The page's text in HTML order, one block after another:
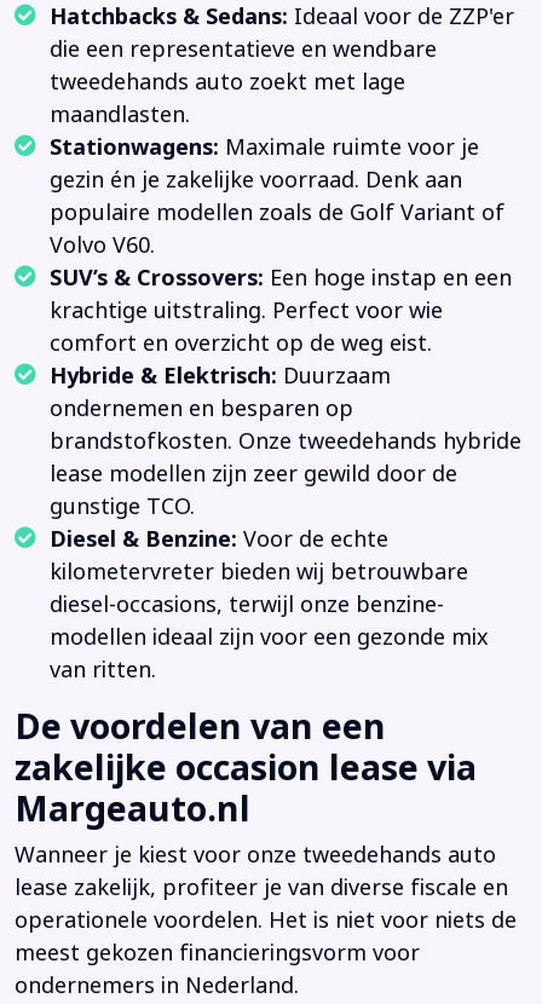
Hatchbacks & Sedans: Ideaal voor de ZZP'er
die een representatieve en wendbare
tweedehands auto zoekt met lage
maandlasten.
Stationwagens: Maximale ruimte voor je
gezin én je zakelijke voorraad. Denk aan
populaire modellen zoals de Golf Variant of
Volvo V60.
SUV’s & Crossovers: Een hoge instap en een
krachtige uitstraling. Perfect voor wie
comfort en overzicht op de weg eist.
Hybride & Elektrisch: Duurzaam
ondernemen en besparen op
brandstofkosten. Onze tweedehands hybride
lease modellen zijn zeer gewild door de
gunstige TCO.
Diesel & Benzine: Voor de echte
kilometervreter bieden wij betrouwbare
diesel-occasions, terwijl onze benzine-
modellen ideaal zijn voor een gezonde mix
van ritten.
De voordelen van een
zakelijke occasion lease via
Margeauto.nl
Wanneer je kiest voor onze tweedehands auto
lease zakelijk, profiteer je van diverse fiscale en
operationele voordelen. Het is niet voor niets de
meest gekozen financieringsvorm voor
ondernemers in Nederland.